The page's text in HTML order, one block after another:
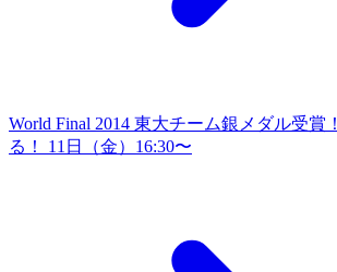
World Final 2014 東大チーム銀メダル受賞！
る！ 11日（金）16:30〜